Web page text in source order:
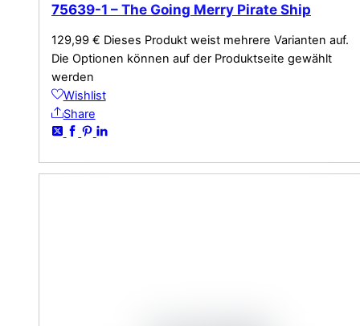
75639-1 – The Going Merry Pirate Ship
129,99 € Dieses Produkt weist mehrere Varianten auf.
Die Optionen können auf der Produktseite gewählt
werden
Wishlist
Share